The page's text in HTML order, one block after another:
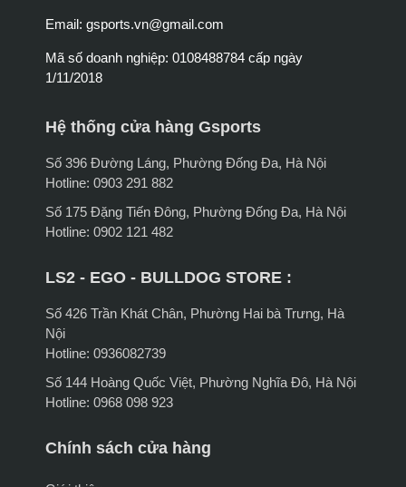
Email: gsports.vn@gmail.com
Mã số doanh nghiệp: 0108488784 cấp ngày
1/11/2018
Hệ thống cửa hàng Gsports
Số 396 Đường Láng, Phường Đống Đa, Hà Nội
Hotline: 0903 291 882
Số 175 Đặng Tiến Đông, Phường Đống Đa, Hà Nội
Hotline: 0902 121 482
LS2 - EGO - BULLDOG STORE :
Số 426 Trần Khát Chân, Phường Hai bà Trưng, Hà
Nội
Hotline: 0936082739
Số 144 Hoàng Quốc Việt, Phường Nghĩa Đô, Hà Nội
Hotline: 0968 098 923
Chính sách cửa hàng